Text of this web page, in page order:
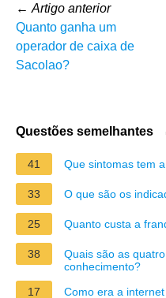
← Artigo anterior
Quanto ganha um
operador de caixa de
Sacolao?
Questões semelhantes
41 Que sintomas tem
33 O que são os
25 Quanto custa a
38
Quais são as
conhecimento?
17
Como era a